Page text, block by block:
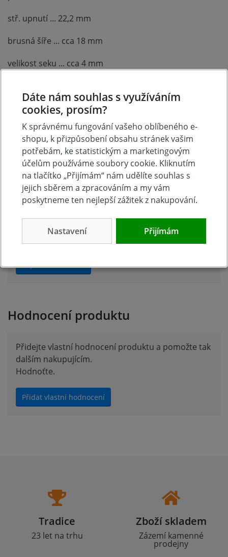
stř. upnutí ... 22,2 mm
brusná šíře ... cca 18 mm
velikost seku ... cca 4 mm
Diskuse k produktu (0)
šikmá zapuštěná pr. 115mm?
Zeptat se v diskusi
Hodnocení produktu
Přidejte vlastní hodnocení produktu a pomožte tak
dalším nakupujícím.
Hodnoťte.
Přidat vlastní hodnocení
Tradice
23 let na trhu
Zboží skladem
Zázemí kamenné
prodejny
Dáte nám souhlas s využíváním
cookies, prosím?
K správnému fungování vašeho oblíbeného e-
shopu, k přizpůsobení obsahu stránek vašim
potřebám, ke statistickým a marketingovým
účelům používáme soubory cookie. Kliknutím
na tlačítko „Přijímám“ nám udělíte souhlas s
jejich sběrem a zpracováním a my vám
poskytneme ten nejlepší zážitek z nakupování.
Nastavení Přijímám